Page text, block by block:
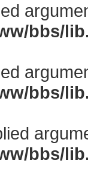
bbs/
bbs/
bbs/